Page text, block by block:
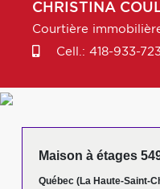
CHRISTINA
Courtière
Cell.: 418-933-
Maison à étages
Québec (La Haute-Saint-